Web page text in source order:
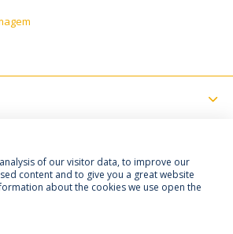
Termos e Condições
of our visitor data, to improve our
content and to give you a great website
about the cookies we use open the